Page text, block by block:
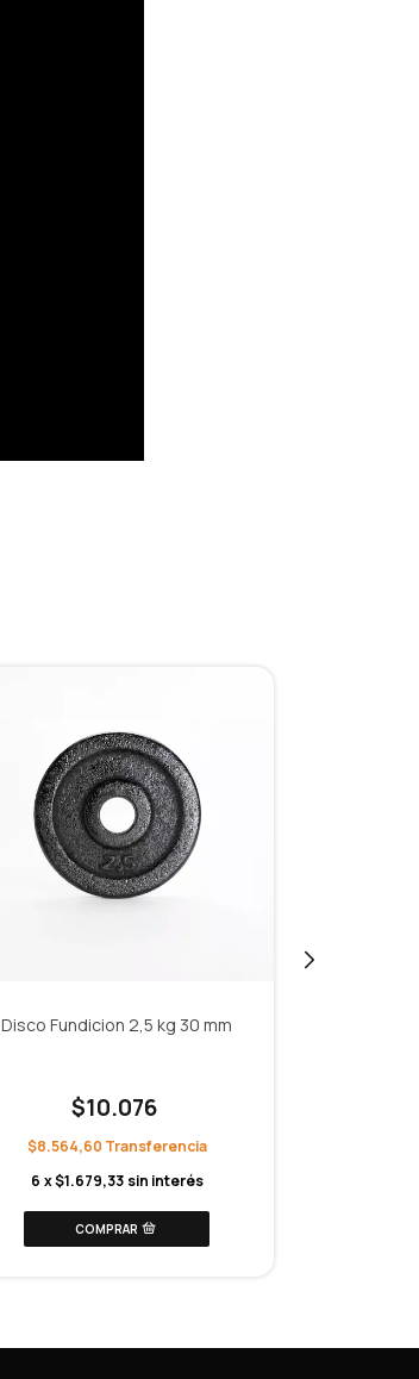
Disco Fundicion 2,5 kg 30 mm
$10.076
$8.564,60
6 x$1.679,33 sin interés